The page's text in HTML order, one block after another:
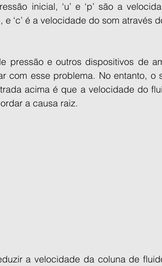
inicial, ‘u’ e ‘p’ são a
e ‘c’ é a velocidade do som através
pressão e outros dispositivos de
com esse problema. No entanto,
acima é que a velocidade do
a causa raiz.
a velocidade da coluna de